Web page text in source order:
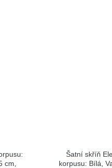
cm,
Šatní skříň
korpusu: Bílá,